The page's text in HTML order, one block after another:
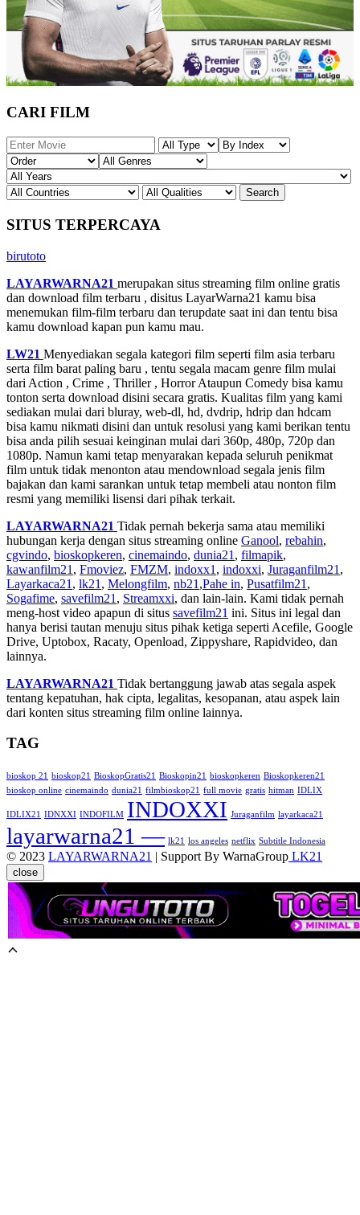
CARI FILM
SITUS TERPERCAYA
birutoto
LAYARWARNA21 merupakan situs streaming film online gratis
dan download film terbaru , disitus LayarWarna21 kamu bisa
menemukan film-film terbaru dan terupdate saat ini dan tentu bisa
kamu download kapan pun kamu mau.
LW21 Menyediakan segala kategori film seperti film asia terbaru
serta film barat paling baru , tentu segala macam genre film mulai
dari Action , Crime , Thriller , Horror Ataupun Comedy bisa kamu
tonton serta download disini secara gratis. Kualitas film yang kami
sediakan mulai dari bluray, web-dl, hd, dvdrip, hdrip dan hdcam
bisa kamu nikmati disini dan untuk resolusi yang kami berikan tentu
bisa anda pilih sesuai keinginan mulai dari 360p, 480p, 720p dan
1080p. Namun kami tetap menyarakan kepada seluruh penikmat
film untuk tidak menonton atau mendownload segala jenis film
bajakan dan kami sarankan untuk tetap membeli atau nonton film
resmi yang memiliki lisensi dari pihak terkait.
LAYARWARNA21 Tidak pernah bekerja sama atau memiliki
hubungan kerja dengan situs streaming online Ganool, rebahin,
cgvindo, bioskopkeren, cinemaindo, dunia21 , filmapik,
kawanfilm21 , Fmoviez, FMZM, indoxx1 , indoxxi, Juraganfilm21 ,
Layarkaca21 , lk21 , Melongfilm, nb21 ,Pahe in, Pusatfilm21 ,
Sogafime, savefilm21 , Streamxxi, dan lain-lain. Kami tidak pernah
meng-host video apapun di situs savefilm21 ini. Situs ini legal dan
hanya berisi tautan menuju situs pihak ketiga seperti Acefile, Google
Drive, Uptobox, Racaty, Openload, Zippyshare, Rapidvideo, dan
lainnya.
LAYARWARNA21 Tidak bertanggung jawab atas segala aspek
tentang kepatuhan, hak cipta, legalitas, kesopanan, atau aspek lain
dari konten situs streaming film online lainnya.
TAG
bioskop 21 bioskop21 BioskopGratis21 Bioskopin21 bioskopkeren Bioskopkeren21
bioskop online cinemaindo dunia21 filmbioskop21 full movie gratis hitman IDLIX
IDLIX21 IDNXXI INDOFILM INDOXXI Juraganfilm layarkaca21
layarwarna21 — lk21 los angeles netflix Subtitle Indonesia
© 2023 LAYARWARNA21 | Support By WarnaGroup LK21
close